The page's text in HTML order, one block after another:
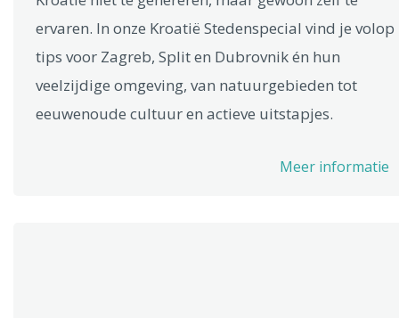
ervaren. In onze Kroatië Stedenspecial vind je volop
tips voor Zagreb, Split en Dubrovnik én hun
veelzijdige omgeving, van natuurgebieden tot
eeuwenoude cultuur en actieve uitstapjes.
Meer informatie